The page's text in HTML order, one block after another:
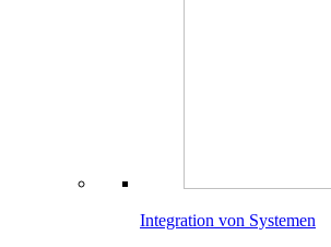
Integration von Systemen